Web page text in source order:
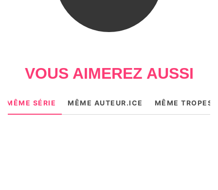
VOUS AIMEREZ AUSSI
MÊME SÉRIE MÊME AUTEUR.ICE MÊME TROPES